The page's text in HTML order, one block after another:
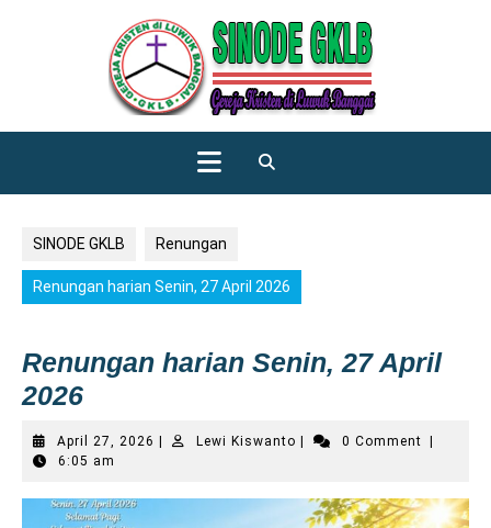
Open
SINODE GKLB Renungan
Renungan harian Senin, 27 April 2026
Renungan harian Senin, 27 April
2026
April 27, 2026 April
Lewi KiswantoLewi
0 Comment
6:05 am